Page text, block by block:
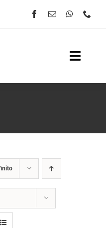
Toggle